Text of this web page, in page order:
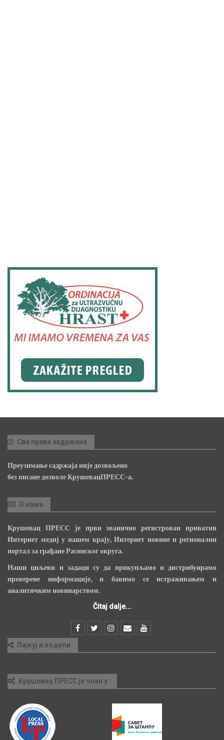
Сва права задржана
Преузимање садржаја није дозвољено
без писане дозволе КрушевацПРЕСС-а.
О нама
Крушевац ПРЕСС је први званично регистрован приватни
Интернет медиј у нашем крају, Интернет новине и регионални
портал за грађане Расинског округа.
Наши циљеви и задаци су да прикупљамо и дистрибуирамо
проверене информације, и бавимо се истраживањем и
аналитичким новинарством.
Čitaj dalje...
Лајкуј и подели
Крушевац ПРЕСС је члан у: